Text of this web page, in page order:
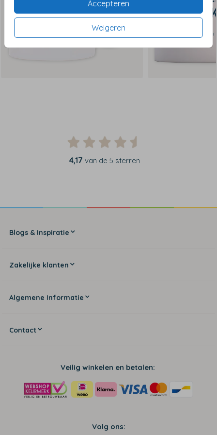
Accepteren
Weigeren
4,17 van de 5 sterren
Blogs & Inspiratie
Zakelijke klanten
Algemene Informatie
Contact
Veilig winkelen en betalen:
Volg ons: